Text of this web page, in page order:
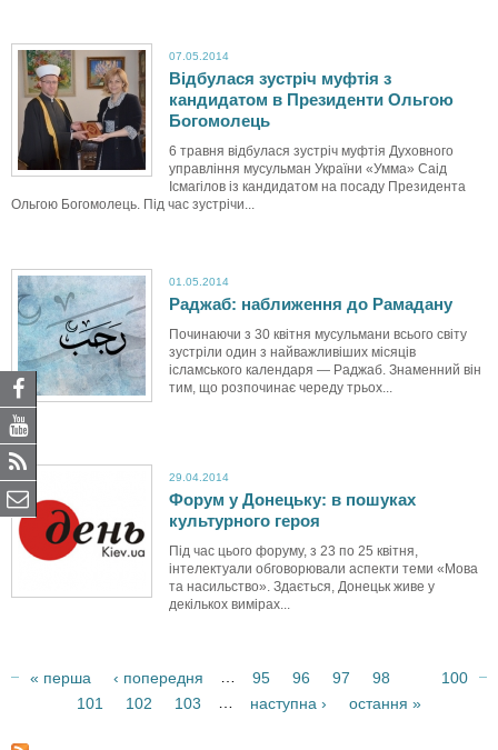
07.05.2014
Відбулася зустріч муфтія з
кандидатом в Президенти Ольгою
Богомолець
6 травня відбулася зустріч муфтія Духовного
управління мусульман України «Умма» Саід
Ісмагілов із кандидатом на посаду Президента
Ольгою Богомолець. Під час зустрічи...
01.05.2014
Раджаб: наближення до Рамадану
Починаючи з 30 квітня мусульмани всього світу
зустріли один з найважливіших місяців
ісламського календаря — Раджаб. Знаменний він
тим, що розпочинає череду трьох...
29.04.2014
Форум у Донецьку: в пошуках
культурного героя
Під час цього форуму, з 23 по 25 квітня,
інтелектуали обговорювали аспекти теми «Мова
та насильство». Здається, Донецьк живе у
декількох вимірах...
« перша ‹ попередня 95 96 97 98
100
101
102 103 наступна › остання »